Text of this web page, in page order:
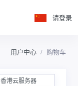
请登录
用户中心 购物车
香港云服务器